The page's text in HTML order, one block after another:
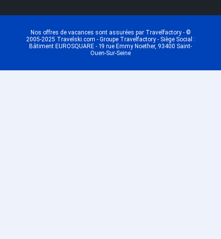
Nos offres de vacances sont assurées par Travelfactory - ©
2005-2025 Travelski.com - Groupe Travelfactory - Siège Social :
Bâtiment EUROSQUARE - 19 rue Emmy Noether, 93400 Saint-
Ouen-Sur-Seine